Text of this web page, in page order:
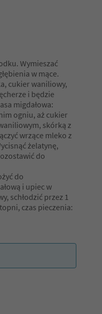
Wymieszać
w mące.
cukier waniliowy,
i będzie
migdałowa:
ogniu, aż cukier
skórką z
wrzące mleko z
żelatynę,
do
do
i upiec w
schłodzić przez 1
czas pieczenia: